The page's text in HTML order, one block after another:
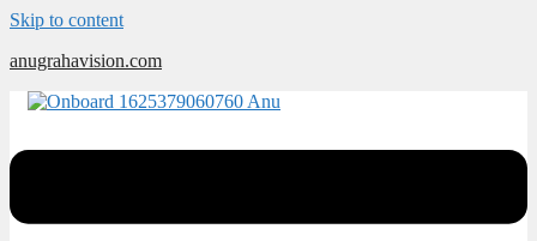
Skip to content
anugrahavision.com